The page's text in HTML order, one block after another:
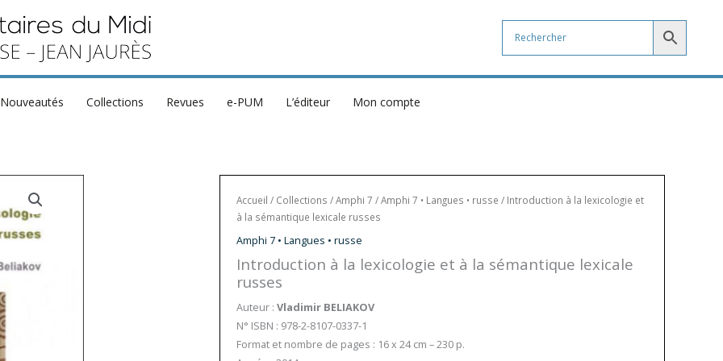
Nouveautés Collections Revues e-PUM L’éditeur Mon compte
Accueil / Collections / Amphi 7 / Amphi 7 • Langues • russe / Introduction à la lexicologie et
à la sémantique lexicale russes
Amphi 7 • Langues • russe
Introduction à la lexicologie et à la sémantique lexicale
russes
Auteur : Vladimir BELIAKOV
N° ISBN : 978-2-8107-0337-1
Format et nombre de pages : 16 x 24 cm – 230 p.